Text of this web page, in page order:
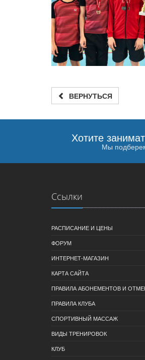
ВЕРНУТЬСЯ
Хотите
Мы
Ссылки
РАСПИСАНИЕ И ЦЕНЫ
ФОРУМ
ИНТЕРНЕТ-МАГАЗИН
КАРТА САЙТА
ПРАВИЛА АБОНЕМЕНТОВ И
ПРАВИЛА КЛУБА
СПОРТИВНЫЙ МАССАЖ
ВИДЫ ТРЕНИРОВОК
КЛУБ